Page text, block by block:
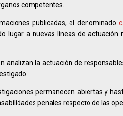
competentes.
publicadas, el denominado
lugar a nuevas líneas de
analizan la actuación de
permanecen abiertas y
penales respecto de las